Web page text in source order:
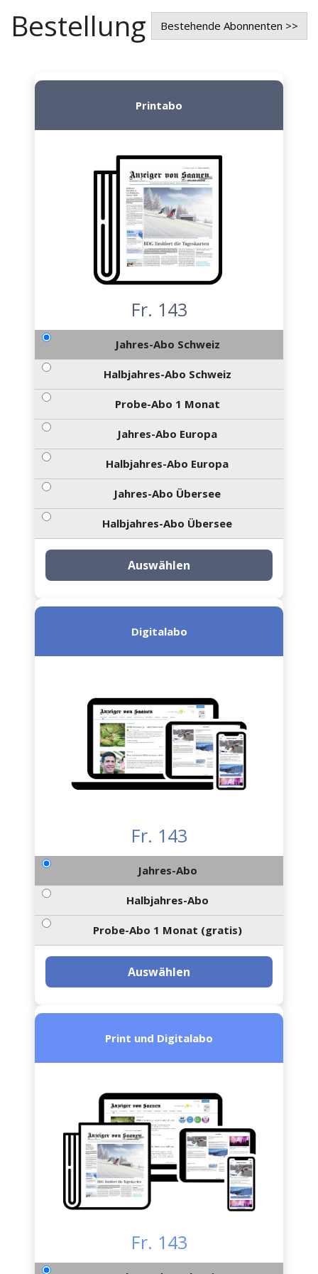
Bestellung Bestehende Abonnenten >>
Printabo
Fr. 143
Jahres-Abo Schweiz
Halbjahres-Abo Schweiz
Probe-Abo 1 Monat
Jahres-Abo Europa
Halbjahres-Abo Europa
Jahres-Abo Übersee
Halbjahres-Abo Übersee
Auswählen
Digitalabo
Fr. 143
Jahres-Abo
Halbjahres-Abo
Probe-Abo 1 Monat (gratis)
Auswählen
Print und Digitalabo
Fr. 143